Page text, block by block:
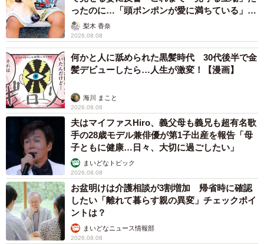
ったのに…「頭ポンポンが愛に満ちている」
「尊…」
梨木 香奈
2026.08.08
何かと人に舐められた黒髪時代 30代後半で金
髪デビューしたら…人生が激変！【漫画】
海川 まこと
2026.08.08
夫はマイファスHiro、義父母も義兄も超有名歌
手の28歳モデル兼俳優が第1子出産を報告「母
子ともに健康…日々、大切に過ごしたい」
まいどなトピック
2026.08.08
お盆明けは介護相談が3割増加 帰省時に確認
したい「離れて暮らす親の異変」チェックポイ
ントは？
まいどなニュース情報部
2026.08.08